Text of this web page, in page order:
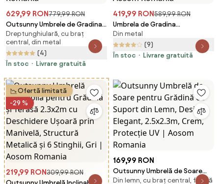
629,99 RON779,99 RON
Outsunny Umbrele de Gradina
Dubla 460x270cm cu Manivela
si Baza Transversala | Aosom
Romania
Dreptunghiulară, cu braț
central, din metal
(4)
În stoc
Livrare gratuită
419,99 RON589,99 RON
Umbrela de Gradina
Impermeabila Outsunny, 12
nervuri metalice Anti-UV Bej,
460x270x240cm | Aosom
Din metal
(9)
În stoc
Livrare gratuită
Ofertă limitată
-29 %
219,99 RON309,99 RON
169,99 RON
Outsunny Umbrelă de Soare
pentru Grădină cu Suport din
Din lemn, cu braț central, formă